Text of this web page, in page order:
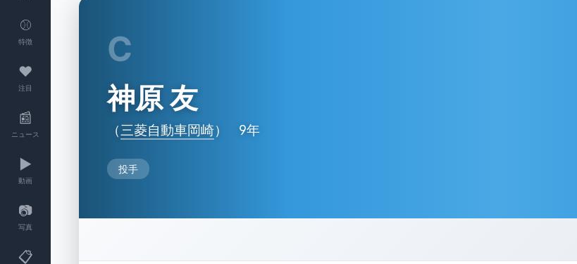
⚾
特徴
❤
注目
📰
ニュース
▶️
動画
📷
写真
📋
C
神原 友
（三菱自動車岡崎） 9年
投手